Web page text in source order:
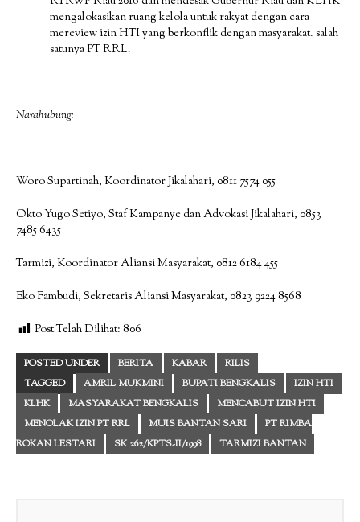
mengalokasikan ruang kelola untuk rakyat dengan cara
mereview izin HTI yang berkonflik dengan masyarakat. salah
satunya PT RRL.
Narahubung:
Woro Supartinah, Koordinator Jikalahari, 0811 7574 055
Okto Yugo Setiyo, Staf Kampanye dan Advokasi Jikalahari, 0853
7485 6435
Tarmizi, Koordinator Aliansi Masyarakat, 0812 6184 455
Eko Fambudi, Sekretaris Aliansi Masyarakat, 0823 9224 8568
Post Telah Dilihat: 806
POSTED UNDER BERITA KABAR
RILIS
TAGGED
AMRIL MUKMINI BUPATI BENGKALIS
IZIN HTI
KLHK
MASYARAKAT BENGKALIS
MENCABUT IZIN HTI
MENOLAK IZIN PT RRL
MUIS BANTAN SARI
PT RIMBA
ROKAN LESTARI
SK 262/KPTS-II/1998 TARMIZI BANTAN